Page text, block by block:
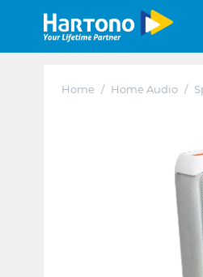
Home / Home Audio /